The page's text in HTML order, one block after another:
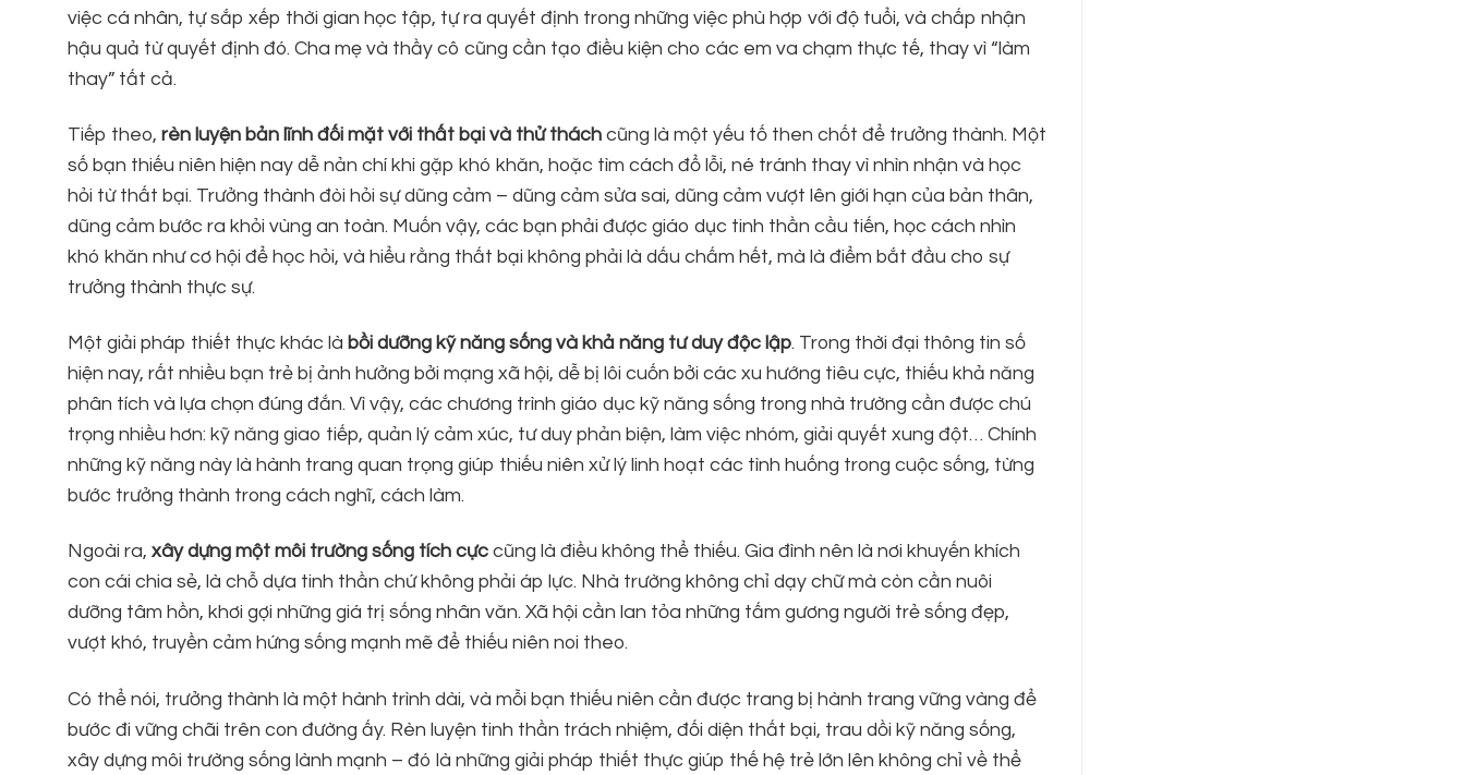
việc cá nhân, tự sắp xếp thời gian học tập, tự ra quyết định trong những việc phù hợp với độ tuổi, và chấp nhận
hậu quả từ quyết định đó. Cha mẹ và thầy cô cũng cần tạo điều kiện cho các em va chạm thực tế, thay vì “làm
thay” tất cả.
Tiếp theo, rèn luyện bản lĩnh đối mặt với thất bại và thử thách cũng là một yếu tố then chốt để trưởng thành. Một
số bạn thiếu niên hiện nay dễ nản chí khi gặp khó khăn, hoặc tìm cách đổ lỗi, né tránh thay vì nhìn nhận và học
hỏi từ thất bại. Trưởng thành đòi hỏi sự dũng cảm – dũng cảm sửa sai, dũng cảm vượt lên giới hạn của bản thân,
dũng cảm bước ra khỏi vùng an toàn. Muốn vậy, các bạn phải được giáo dục tinh thần cầu tiến, học cách nhìn
khó khăn như cơ hội để học hỏi, và hiểu rằng thất bại không phải là dấu chấm hết, mà là điểm bắt đầu cho sự
trưởng thành thực sự.
Một giải pháp thiết thực khác là bồi dưỡng kỹ năng sống và khả năng tư duy độc lập. Trong thời đại thông tin số
hiện nay, rất nhiều bạn trẻ bị ảnh hưởng bởi mạng xã hội, dễ bị lôi cuốn bởi các xu hướng tiêu cực, thiếu khả năng
phân tích và lựa chọn đúng đắn. Vì vậy, các chương trình giáo dục kỹ năng sống trong nhà trường cần được chú
trọng nhiều hơn: kỹ năng giao tiếp, quản lý cảm xúc, tư duy phản biện, làm việc nhóm, giải quyết xung đột… Chính
những kỹ năng này là hành trang quan trọng giúp thiếu niên xử lý linh hoạt các tình huống trong cuộc sống, từng
bước trưởng thành trong cách nghĩ, cách làm.
Ngoài ra, xây dựng một môi trường sống tích cực cũng là điều không thể thiếu. Gia đình nên là nơi khuyến khích
con cái chia sẻ, là chỗ dựa tinh thần chứ không phải áp lực. Nhà trường không chỉ dạy chữ mà còn cần nuôi
dưỡng tâm hồn, khơi gợi những giá trị sống nhân văn. Xã hội cần lan tỏa những tấm gương người trẻ sống đẹp,
vượt khó, truyền cảm hứng sống mạnh mẽ để thiếu niên noi theo.
Có thể nói, trưởng thành là một hành trình dài, và mỗi bạn thiếu niên cần được trang bị hành trang vững vàng để
bước đi vững chãi trên con đường ấy. Rèn luyện tinh thần trách nhiệm, đối diện thất bại, trau dồi kỹ năng sống,
xây dựng môi trường sống lành mạnh – đó là những giải pháp thiết thực giúp thế hệ trẻ lớn lên không chỉ về thể